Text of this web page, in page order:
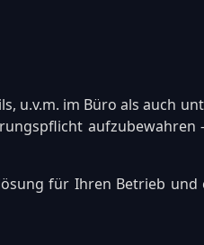
u.v.m. im Büro als auch
aufzubewahren
für Ihren Betrieb und